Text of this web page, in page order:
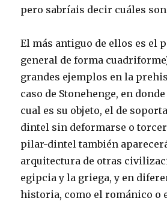
pero sabríais decir cuáles
El más antiguo de ellos es el
general de forma
grandes ejemplos en la
caso de Stonehenge, en
cual es su objeto, el de
dintel sin deformarse o
pilar-dintel también
arquitectura de otras civili
egipcia y la griega, y en
historia, como el románico o